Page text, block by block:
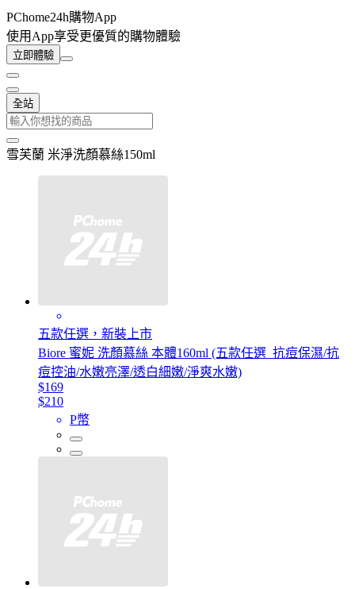
PChome24h購物App
使用App享受更優質的購物體驗
立即體驗
全站
雪芙蘭 米淨洗顏慕絲150ml
五款任選，新裝上市
Biore 蜜妮 洗顏慕絲 本體160ml (五款任選_抗痘保濕/抗
痘控油/水嫩亮澤/透白細嫩/淨爽水嫩)
$169
$210
P幣